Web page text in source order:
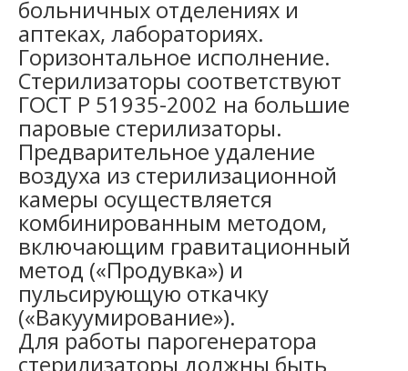
больничных отделениях и
аптеках, лабораториях.
Горизонтальное исполнение.
Стерилизаторы соответствуют
ГОСТ Р 51935-2002 на большие
паровые стерилизаторы.
Предварительное удаление
воздуха из стерилизационной
камеры осуществляется
комбинированным методом,
включающим гравитационный
метод («Продувка») и
пульсирующую откачку
(«Вакуумирование»).
Для работы парогенератора
стерилизаторы должны быть